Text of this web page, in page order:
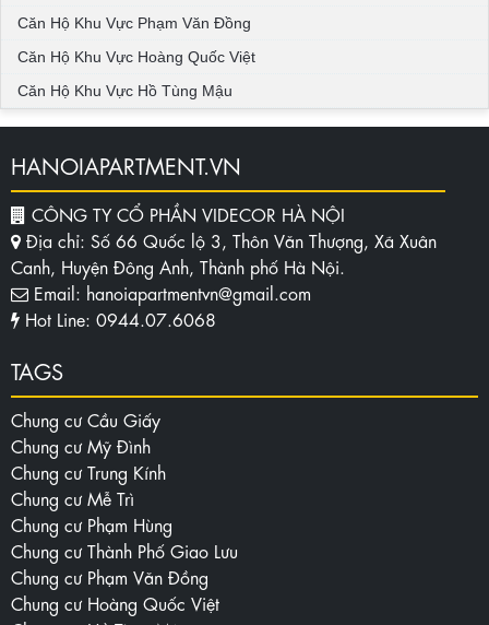
Căn Hộ Khu Vực Phạm Văn Đồng
Căn Hộ Khu Vực Hoàng Quốc Việt
Căn Hộ Khu Vực Hồ Tùng Mậu
HANOIAPARTMENT.VN
CÔNG TY CỔ PHẦN VIDECOR HÀ NỘI
Địa chỉ: Số 66 Quốc lộ 3, Thôn Văn Thượng, Xã Xuân
Canh, Huyện Đông Anh, Thành phố Hà Nội.
Email: hanoiapartmentvn@gmail.com
Hot Line: 0944.07.6068
TAGS
Chung cư Cầu Giấy
Chung cư Mỹ Đình
Chung cư Trung Kính
Chung cư Mễ Trì
Chung cư Phạm Hùng
Chung cư Thành Phố Giao Lưu
Chung cư Phạm Văn Đồng
Chung cư Hoàng Quốc Việt